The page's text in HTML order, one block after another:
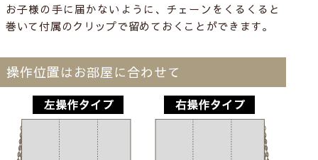
お子様の手に届かないように、チェーンをくるくると
巻いて付属のクリップで留めておくことができます。
操作位置はお部屋に合わせて